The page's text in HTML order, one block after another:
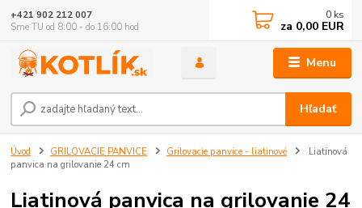
Menu
Hľadať
+421 902 212 007
Sme TU od 8:00 - do 16:00 hod
0 ks
za 0,00 EUR
Úvod GRILOVACIE PANVICE Grilovacie panvice - liatinové
Liatinová
panvica na grilovanie 24 cm
Liatinová panvica na grilovanie 24